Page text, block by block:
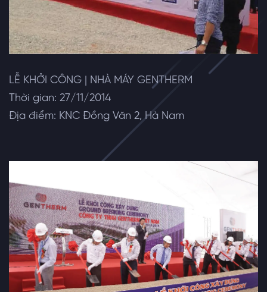
LỄ KHỞI CÔNG | NHÀ MÁY GENTHERM
Thời gian: 27/11/2014
Địa điểm: KNC Đồng Văn 2, Hà Nam